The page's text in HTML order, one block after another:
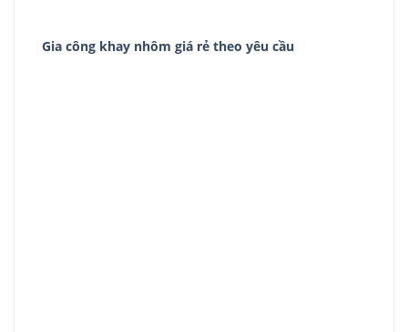
Gia công khay nhôm giá rẻ theo yêu cầu